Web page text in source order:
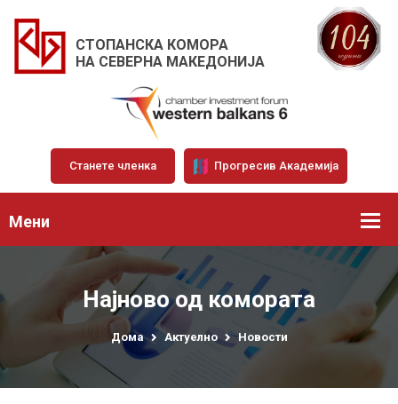
СТОПАНСКА КОМОРА
НА СЕВЕРНА МАКЕДОНИЈА
Станете членка Прогресив Академија
Мени
Најново од комората
Дома Актуелно Новости